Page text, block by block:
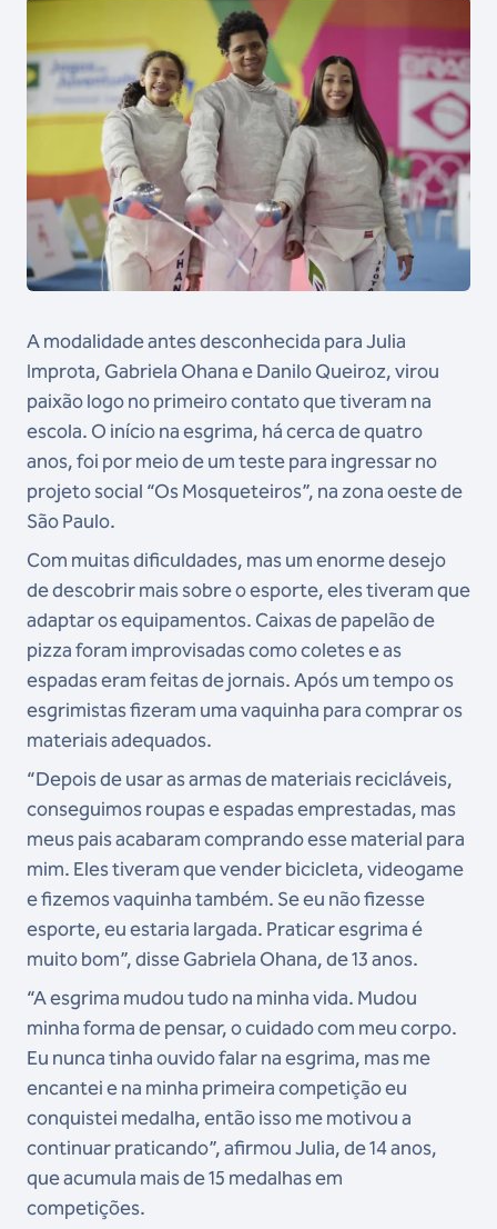
A modalidade antes desconhecida para Julia
Improta, Gabriela Ohana e Danilo Queiroz, virou
paixão logo no primeiro contato que tiveram na
escola. O início na esgrima, há cerca de quatro
anos, foi por meio de um teste para ingressar no
projeto social “Os Mosqueteiros”, na zona oeste de
São Paulo.
Com muitas dificuldades, mas um enorme desejo
de descobrir mais sobre o esporte, eles tiveram que
adaptar os equipamentos. Caixas de papelão de
pizza foram improvisadas como coletes e as
espadas eram feitas de jornais. Após um tempo os
esgrimistas fizeram uma vaquinha para comprar os
materiais adequados.
“Depois de usar as armas de materiais recicláveis,
conseguimos roupas e espadas emprestadas, mas
meus pais acabaram comprando esse material para
mim. Eles tiveram que vender bicicleta, videogame
e fizemos vaquinha também. Se eu não fizesse
esporte, eu estaria largada. Praticar esgrima é
muito bom”, disse Gabriela Ohana, de 13 anos.
“A esgrima mudou tudo na minha vida. Mudou
minha forma de pensar, o cuidado com meu corpo.
Eu nunca tinha ouvido falar na esgrima, mas me
encantei e na minha primeira competição eu
conquistei medalha, então isso me motivou a
continuar praticando”, afirmou Julia, de 14 anos,
que acumula mais de 15 medalhas em
competições.